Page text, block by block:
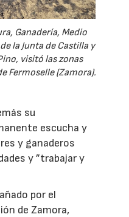
Ganadería, Medio
la Junta de Castilla y
visitó las zonas
Fermoselle (Zamora).
su
escucha y
y ganaderos
y ”trabajar y
por el
de Zamora,